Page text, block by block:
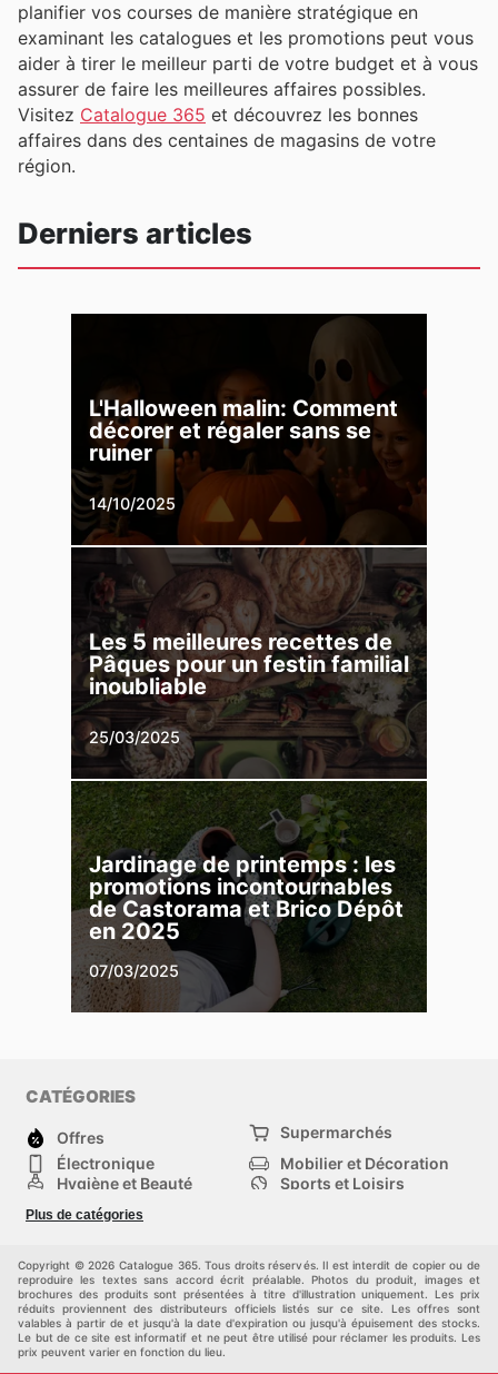
planifier vos courses de manière stratégique en
examinant les catalogues et les promotions peut vous
aider à tirer le meilleur parti de votre budget et à vous
assurer de faire les meilleures affaires possibles.
Visitez Catalogue 365 et découvrez les bonnes
affaires dans des centaines de magasins de votre
région.
Derniers articles
L'Halloween malin: Comment
décorer et régaler sans se
ruiner
14/10/2025
Les 5 meilleures recettes de
Pâques pour un festin familial
inoubliable
25/03/2025
Jardinage de printemps : les
promotions incontournables
de Castorama et Brico Dépôt
en 2025
07/03/2025
CATÉGORIES
Offres
Supermarchés
Électronique
Mobilier et Décoration
Hygiène et Beauté
Sports et Loisirs
Mode
Bricolage, jardin et
Plus de catégories
Copyright © 2026 Catalogue 365. Tous droits réservés. Il est interdit de copier ou de
reproduire les textes sans accord écrit préalable. Photos du produit, images et
brochures des produits sont présentées à titre d'illustration uniquement. Les prix
réduits proviennent des distributeurs officiels listés sur ce site. Les offres sont
valables à partir de et jusqu'à la date d'expiration ou jusqu'à épuisement des stocks.
Le but de ce site est informatif et ne peut être utilisé pour réclamer les produits. Les
prix peuvent varier en fonction du lieu.